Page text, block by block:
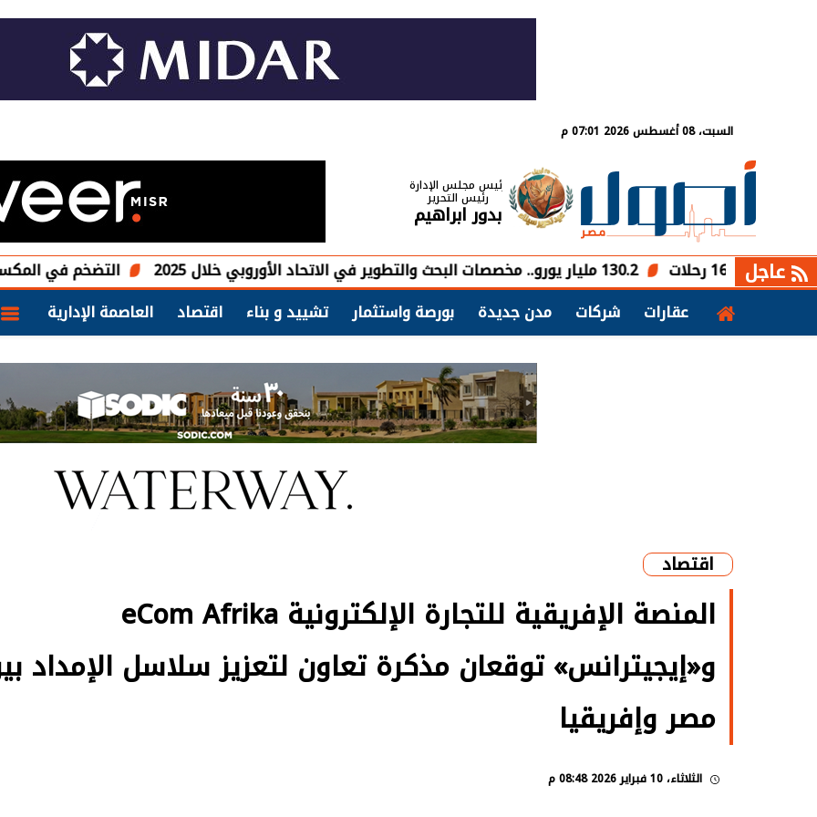
السبت، 08 أغسطس 2026 07:01 م
رئيس مجلس الإدارة
رئيس التحرير
بدور ابراهيم
عاجل التضخم في المكسيك يتراجع
130.2 مليار يورو.. مخصصات البحث والتطوير في الاتحاد الأوروبي خلال 2025
عقارات
شركات مدن جديدة بورصة واستثمار تشييد و بناء اقتصاد العاصمة الإدارية
اقتصاد
المنصة الإفريقية للتجارة الإلكترونية eCom Afrika
و«إيجيترانس» توقعان مذكرة تعاون لتعزيز سلاسل الإمداد
مصر وإفريقيا
الثلاثاء، 10 فبراير 2026 08:48 م